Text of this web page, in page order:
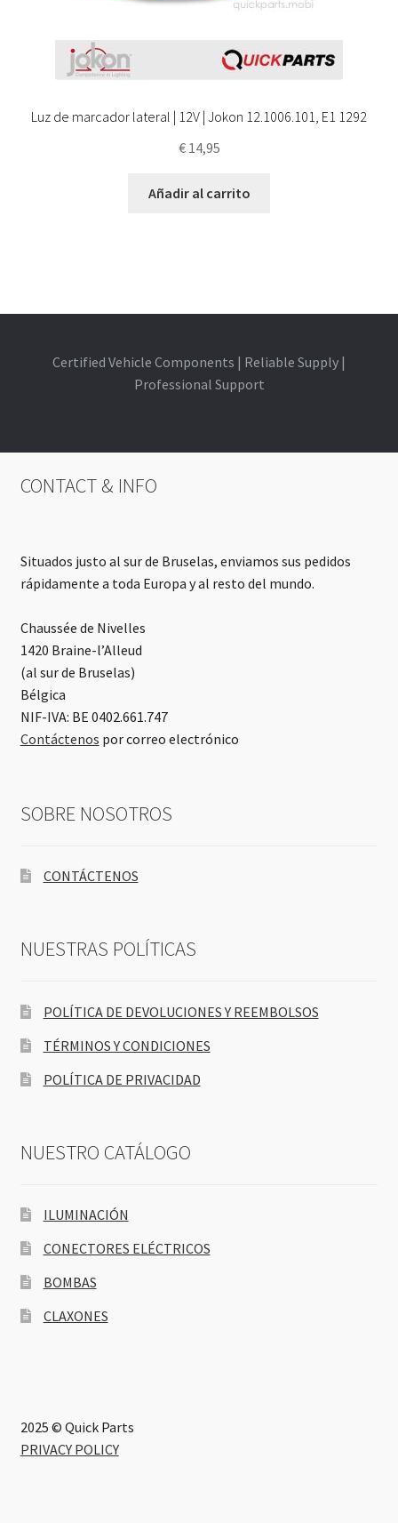
Luz de marcador lateral | 12V | Jokon 12.1006.101, E1 1292
€14,95
Añadir al carrito
Certified Vehicle Components | Reliable Supply |
Professional Support
CONTACT & INFO
Situados justo al sur de Bruselas, enviamos sus pedidos
rápidamente a toda Europa y al resto del mundo.
Chaussée de Nivelles
1420 Braine-l’Alleud
(al sur de Bruselas)
Bélgica
NIF-IVA: BE 0402.661.747
Contáctenos por correo electrónico
SOBRE NOSOTROS
CONTÁCTENOS
NUESTRAS POLÍTICAS
POLÍTICA DE DEVOLUCIONES Y REEMBOLSOS
TÉRMINOS Y CONDICIONES
POLÍTICA DE PRIVACIDAD
NUESTRO CATÁLOGO
ILUMINACIÓN
CONECTORES ELÉCTRICOS
BOMBAS
CLAXONES
2025 © Quick Parts
PRIVACY POLICY